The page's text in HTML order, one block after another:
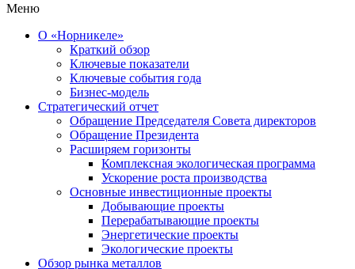
Меню
О «Норникеле»
Краткий обзор
Ключевые показатели
Ключевые события года
Бизнес-модель
Стратегический отчет
Обращение Председателя Совета директоров
Обращение Президента
Расширяем горизонты
Комплексная экологическая программа
Ускорение роста производства
Основные инвестиционные проекты
Добывающие проекты
Перерабатывающие проекты
Энергетические проекты
Экологические проекты
Обзор рынка металлов